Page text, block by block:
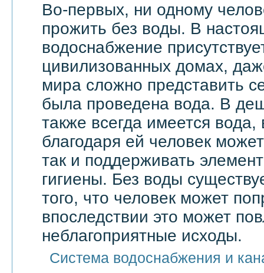
Во-первых, ни одному
прожить без воды. В
водоснабжение
цивилизованных домах,
мира сложно представить
была проведена вода. В
также всегда имеется
благодаря ей человек
так и поддерживать
гигиены. Без воды
того, что человек может
впоследствии это может
неблагоприятные исходы.
Система водоснабжения и